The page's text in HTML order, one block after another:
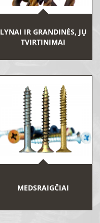
LYNAI IR GRANDINĖS, JŲ
TVIRTINIMAI
MEDSRAIGČIAI